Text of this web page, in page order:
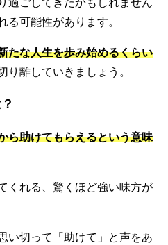
過ごしてきたかもしれません
る可能性があります。
たな人生を歩み始めるくらい
り離していきましょう。
ら助けてもらえるという意味
くれる、驚くほど強い味方が
い切って「助けて」と声をあ